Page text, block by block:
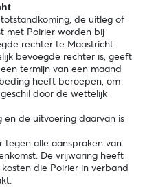
de uitleg of
met Poirier worden bij
rechter te Maastricht.
bevoegde rechter is, geeft
termijn van een maand
heeft beroepen, om
door de wettelijk
de uitvoering daarvan is
alle aanspraken van
De vrijwaring heeft
die Poirier in verband